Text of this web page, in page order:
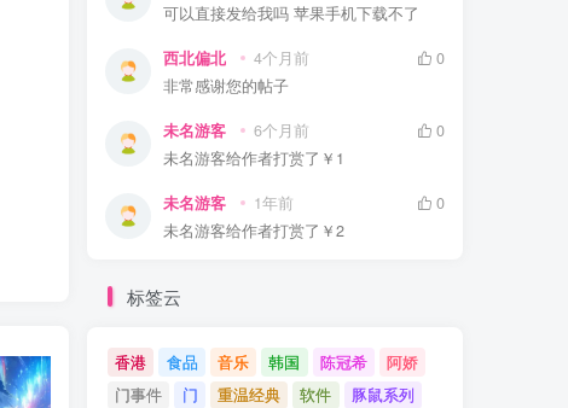
可以直接发给我吗 苹果手机下载不了
西北偏北 4个月前
0
非常感谢您的帖子
未名游客 6个月前
0
未名游客给作者打赏了 ￥1
未名游客 1年前
0
未名游客给作者打赏了 ￥2
标签云
香港 食品 音乐 韩国 陈冠希
阿娇
门事件
门 重温经典 软件
豚鼠系列